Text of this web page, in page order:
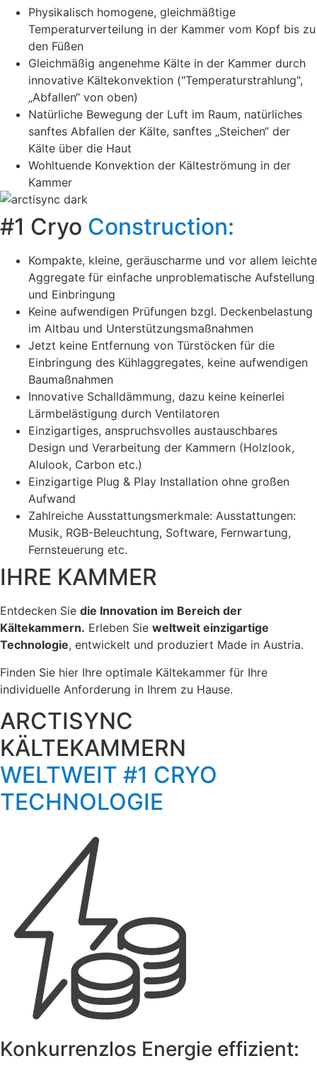
Physikalisch homogene, gleichmäßtige
Temperaturverteilung in der Kammer vom Kopf bis zu
den Füßen
Gleichmäßig angenehme Kälte in der Kammer durch
innovative Kältekonvektion ("Temperaturstrahlung",
„Abfallen“ von oben)
Natürliche Bewegung der Luft im Raum, natürliches
sanftes Abfallen der Kälte, sanftes „Steichen“ der
Kälte über die Haut
Wohltuende Konvektion der Kälteströmung in der
Kammer
#1 Cryo Construction:
Kompakte, kleine, geräuscharme und vor allem leichte
Aggregate für einfache unproblematische Aufstellung
und Einbringung
Keine aufwendigen Prüfungen bzgl. Deckenbelastung
im Altbau und Unterstützungsmaßnahmen
Jetzt keine Entfernung von Türstöcken für die
Einbringung des Kühlaggregates, keine aufwendigen
Baumaßnahmen
Innovative Schalldämmung, dazu keine keinerlei
Lärmbelästigung durch Ventilatoren
Einzigartiges, anspruchsvolles austauschbares
Design und Verarbeitung der Kammern (Holzlook,
Alulook, Carbon etc.)
Einzigartige Plug & Play Installation ohne großen
Aufwand
Zahlreiche Ausstattungsmerkmale: Ausstattungen:
Musik, RGB-Beleuchtung, Software, Fernwartung,
Fernsteuerung etc.
IHRE KAMMER
Entdecken Sie die Innovation im Bereich der
Kältekammern. Erleben Sie weltweit einzigartige
Technologie, entwickelt und produziert Made in Austria.
Finden Sie hier Ihre optimale Kältekammer für Ihre
individuelle Anforderung in Ihrem zu Hause.
ARCTISYNC
KÄLTEKAMMERN
WELTWEIT #1 CRYO
TECHNOLOGIE
Konkurrenzlos Energie effizient: